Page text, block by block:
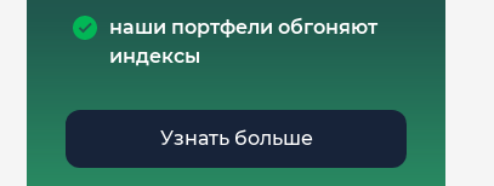
наши портфели обгоняют
индексы
Узнать больше